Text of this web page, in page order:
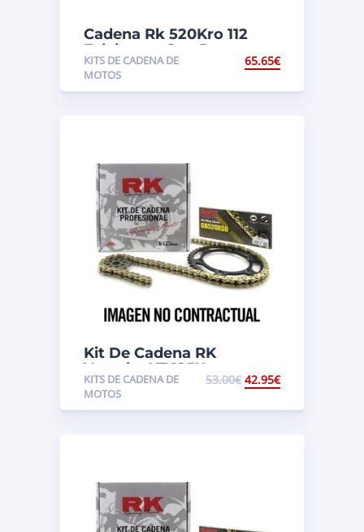
Cadena Rk 520Kro 112
Eslabones Con Retenes
KITS DE CADENA DE
MOTOS
65.65€
Kit De Cadena RK
Yamaha XT 125X
KITS DE CADENA DE
MOTOS
53.00€ 42.95€